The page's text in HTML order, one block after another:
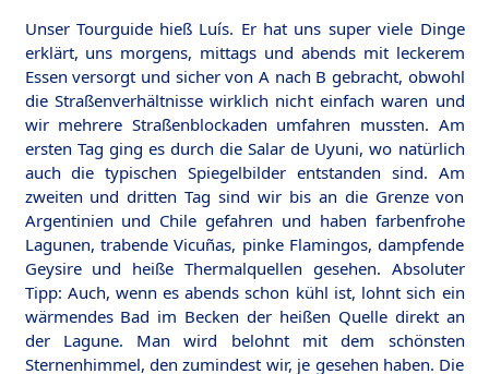
Unser Tourguide hieß Luís. Er hat uns super viele Dinge
erklärt, uns morgens, mittags und abends mit leckerem
Essen versorgt und sicher von A nach B gebracht, obwohl
die Straßenverhältnisse wirklich nicht einfach waren und
wir mehrere Straßenblockaden umfahren mussten. Am
ersten Tag ging es durch die Salar de Uyuni, wo natürlich
auch die typischen Spiegelbilder entstanden sind. Am
zweiten und dritten Tag sind wir bis an die Grenze von
Argentinien und Chile gefahren und haben farbenfrohe
Lagunen, trabende Vicuñas, pinke Flamingos, dampfende
Geysire und heiße Thermalquellen gesehen. Absoluter
Tipp: Auch, wenn es abends schon kühl ist, lohnt sich ein
wärmendes Bad im Becken der heißen Quelle direkt an
der Lagune. Man wird belohnt mit dem schönsten
Sternenhimmel, den zumindest wir, je gesehen haben. Die